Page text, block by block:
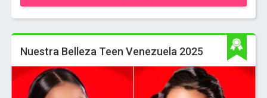
Nuestra Belleza Teen Venezuela 2025